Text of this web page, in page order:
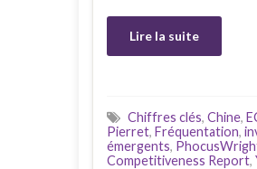
Lire la suite
Chiffres clés, Chine,
Pierret, Fréquentation,
émergents,
Competitiveness Report,